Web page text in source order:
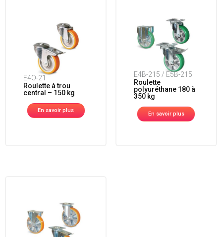
E4O-21
Roulette à trou
central – 150 kg
En savoir plus
E4B-215 / E5B-215
Roulette
polyuréthane 180 à
350 kg
En savoir plus